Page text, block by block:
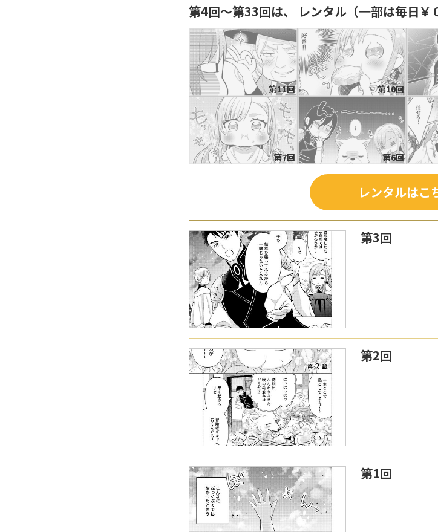
第4回〜第33回は、 レンタル（一部は毎日￥
第11回 第10回
第7回 第6回
レンタルはこ
第3回
第2回
第1回